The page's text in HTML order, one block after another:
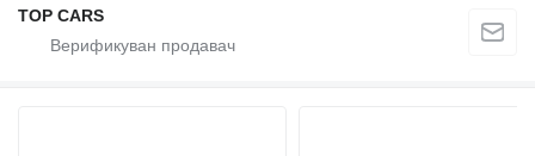
TOP CARS